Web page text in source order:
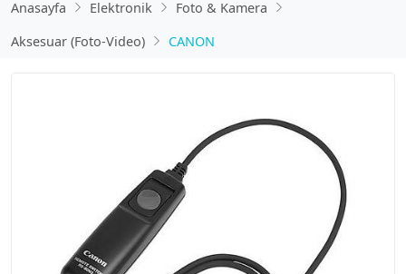
Anasayfa Elektronik
Foto & Kamera
Aksesuar (Foto-Video)
CANON